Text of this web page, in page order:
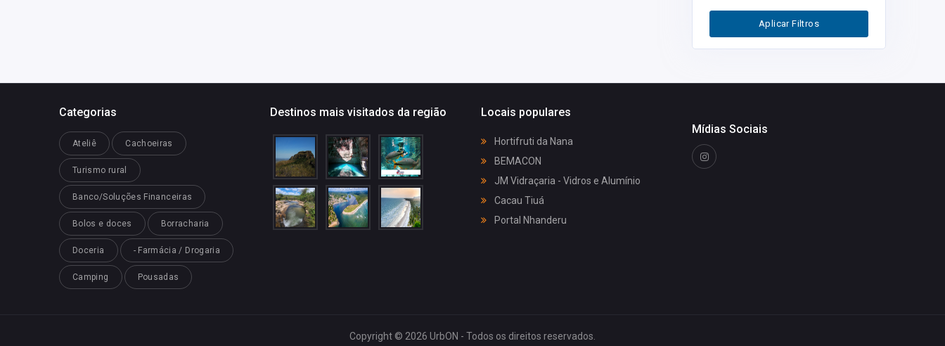
Aplicar Filtros
Categorias
Ateliê Cachoeiras
Turismo rural
Banco/Soluções Financeiras
Bolos e doces Borracharia
Doceria - Farmácia / Drogaria
Camping Pousadas
Destinos mais visitados da região Locais populares
Hortifruti da Nana
BEMACON
JM Vidraçaria - Vidros e Alumínio
Cacau Tiuá
Portal Nhanderu
Mídias Sociais
Copyright © 2026 UrbON - Todos os direitos reservados.